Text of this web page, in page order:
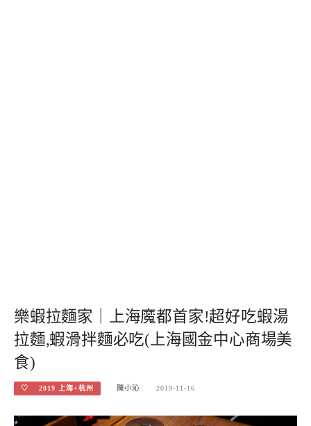
樂蝦拉麵家｜上海魔都首家!超好吃蝦湯
拉麵,蝦滑拌麵必吃(上海國金中心商場美
食)
♡ 2019 上海+杭州 陳小沁 2019-11-16